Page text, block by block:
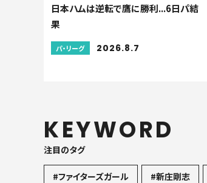
日本ハムは逆転で鷹に勝利...6日パ結
果
パ・リーグ 2026.8.7
KEYWORD
注目のタグ
#ファイターズガール #新庄剛志